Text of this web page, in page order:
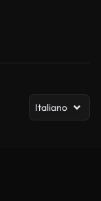
Italiano